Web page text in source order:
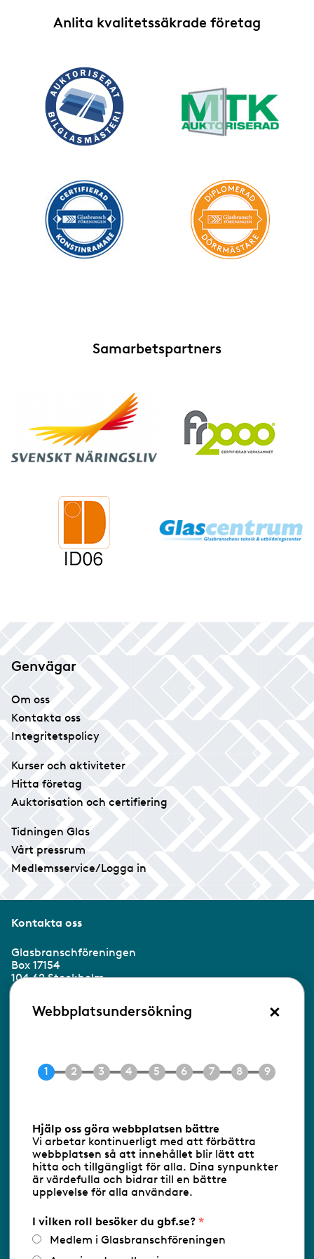
Anlita kvalitetssäkrade företag
Samarbetspartners
Genvägar
Om oss
Kontakta oss
Integritetspolicy
Kurser och aktiviteter
Hitta företag
Auktorisation och certifiering
Tidningen Glas
Vårt pressrum
Medlemsservice/Logga in
Kontakta oss
Glasbranschföreningen
Box 17154
104 62 Stockholm
Besöksadress:
Ringvägen 100
E-post info@gbf.se
Följ oss via RSS
Databasens namn:www.gbf.se-
Glasbranschföreningen AB - Ansvarig
utgivare: Sofia Wahlgren
Webbplatsundersökning ×
Hjälp oss göra webbplatsen bättre
Vi arbetar kontinuerligt med att förbättra
webbplatsen så att innehållet blir lätt att
hitta och tillgängligt för alla. Dina synpunkter
är värdefulla och bidrar till en bättre
upplevelse för alla användare.
I vilken roll besöker du gbf.se?
Medlem i Glasbranschföreningen